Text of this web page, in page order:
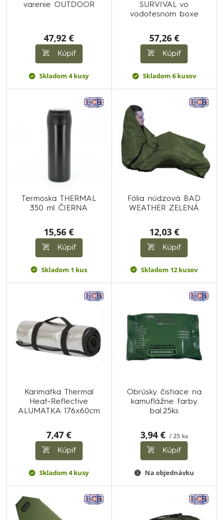
varenie OUTDOOR
47,92 €
Kúpiť
Skladom 4 kusy
SURVIVAL vo
vodotesnom boxe
57,26 €
Kúpiť
Skladom 6 kusov
Termoska THERMAL
350 ml ČIERNA
15,56 €
Kúpiť
Skladom 1 kus
Fólia núdzová BAD
WEATHER ZELENÁ
12,03 €
Kúpiť
Skladom 12 kusov
Karimatka Thermal
Heat-Reflective
ALUMATKA 176x60cm
7,47 €
Kúpiť
Skladom 4 kusy
Obrúsky čistiace na
kamuflážne farby
bal.25ks
3,94 € / 25 ks
Kúpiť
Na objednávku